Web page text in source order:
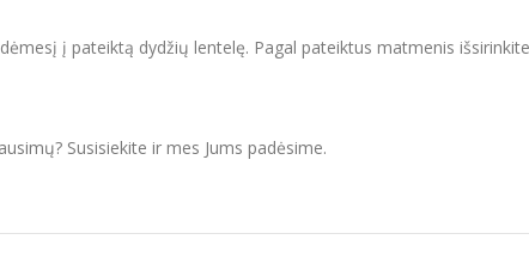
į pateiktą dydžių lentelę. Pagal pateiktus matmenis
Susisiekite ir mes Jums padėsime.